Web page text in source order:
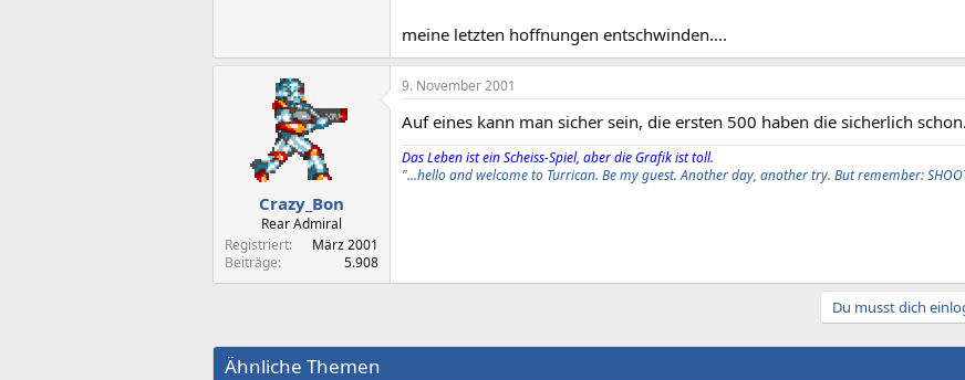
meine letzten hoffnungen entschwinden....
Crazy_Bon
Rear Admiral
Registriert
März 2001
Beiträge
5.908
9. November 2001
Auf eines kann man sicher sein, die ersten 500 haben die sicherlich schon.
Das Leben ist ein Scheiss-Spiel, aber die Grafik ist toll.
"...hello and welcome to Turrican. Be my guest. Another day, another try. But remember:
Du musst dich
Ähnliche Themen